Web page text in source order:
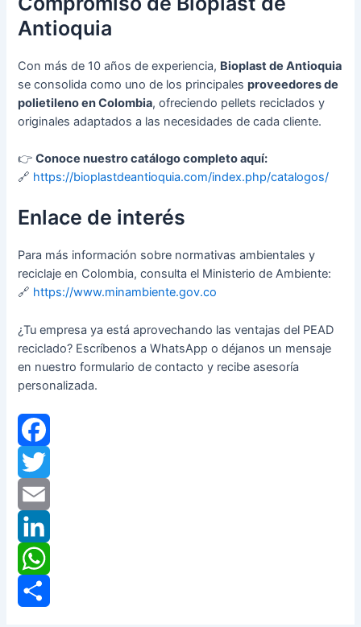
Antioquia
Con más de 10 años de experiencia, Bioplast de Antioquia
se consolida como uno de los principalesproveedores de
polietileno en Colombia, ofreciendo pellets reciclados y
originales adaptados a las necesidades de cada cliente.
👉Conoce nuestro catálogo completo aquí:
🔗 https://bioplastdeantioquia.com/index.php/catalogos/
Enlace de interés
Para más información sobre normativas ambientales y
reciclaje en Colombia, consulta el Ministerio de Ambiente:
🔗 https://www.minambiente.gov.co
¿Tu empresa ya está aprovechando las ventajas del PEAD
reciclado? Escríbenos a WhatsApp o déjanos un mensaje
en nuestro formulario de contacto y recibe asesoría
personalizada.
F
a
c
e
b
T
w
E
m
a
L
W